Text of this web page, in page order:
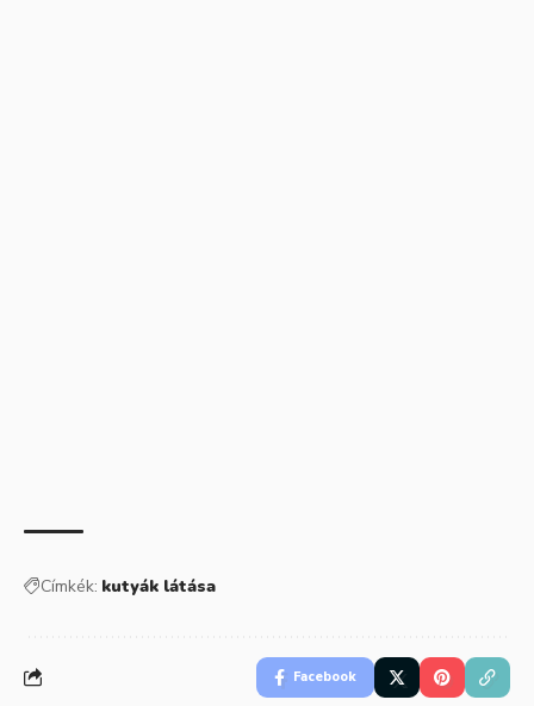
Címkék: kutyák látása
Facebook